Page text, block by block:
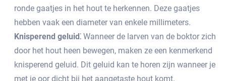
ronde gaatjes in het hout te herkennen.​ Deze gaatjes
hebben vaak een diameter van enkele millimeters.​
Knisperend geluid⁚ Wanneer de larven van de boktor zich
door het hout heen bewegen, maken ze een kenmerkend
knisperend geluid.​ Dit geluid kan te horen zijn wanneer je
met je oor dicht bij het aangetaste hout komt.​